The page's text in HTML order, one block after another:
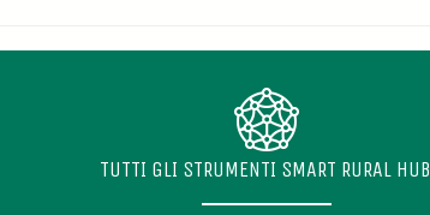
TUTTI GLI STRUMENTI SMART RURAL HUB